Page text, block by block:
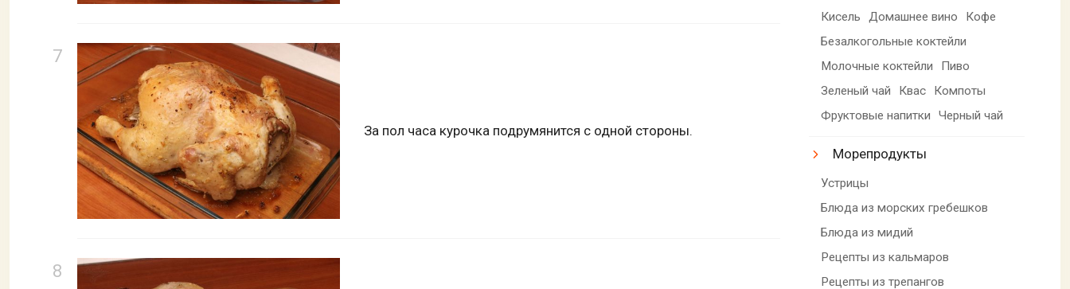
За пол часа курочка подрумянится с одной стороны.
Кисель
Домашнее вино
Кофе
Безалкогольные коктейли
Молочные коктейли
Пиво
Зеленый чай
Квас
Компоты
Фруктовые напитки
Черный чай
Морепродукты
Устрицы
Блюда из морских гребешков
Блюда из мидий
Рецепты из кальмаров
Рецепты из трепангов